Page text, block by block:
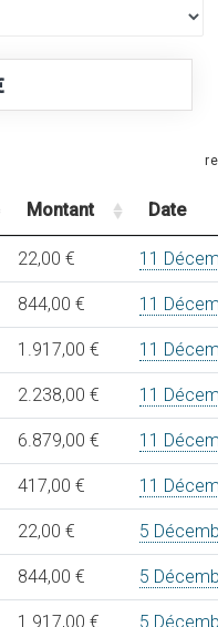
Montant Date
22,00 € 11
844,00 € 11
1.917,00 € 11
2.238,00 € 11
6.879,00 € 11
417,00 € 11
22,00 € 5
844,00 € 5
1.917,00 € 5